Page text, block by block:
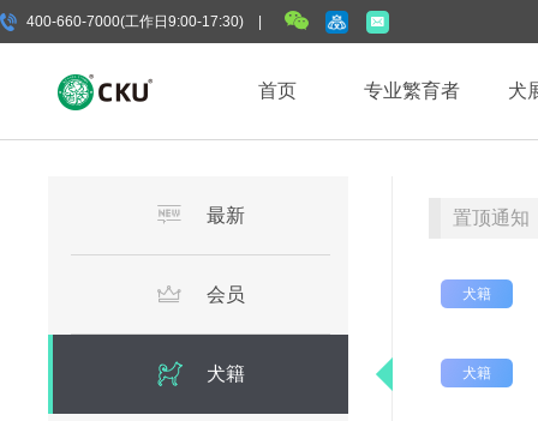
400-660-7000(工作日9:00-17:30) |
首页 专业繁育者 犬
最新
会员
犬籍
置顶通知
犬籍
犬籍